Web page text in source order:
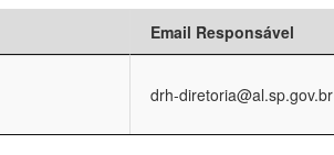
Email Responsável
drh-diretoria@al.sp.gov.br